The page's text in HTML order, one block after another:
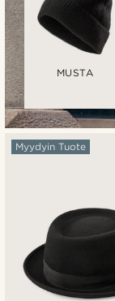
Myydyin Tuote
MUSTA